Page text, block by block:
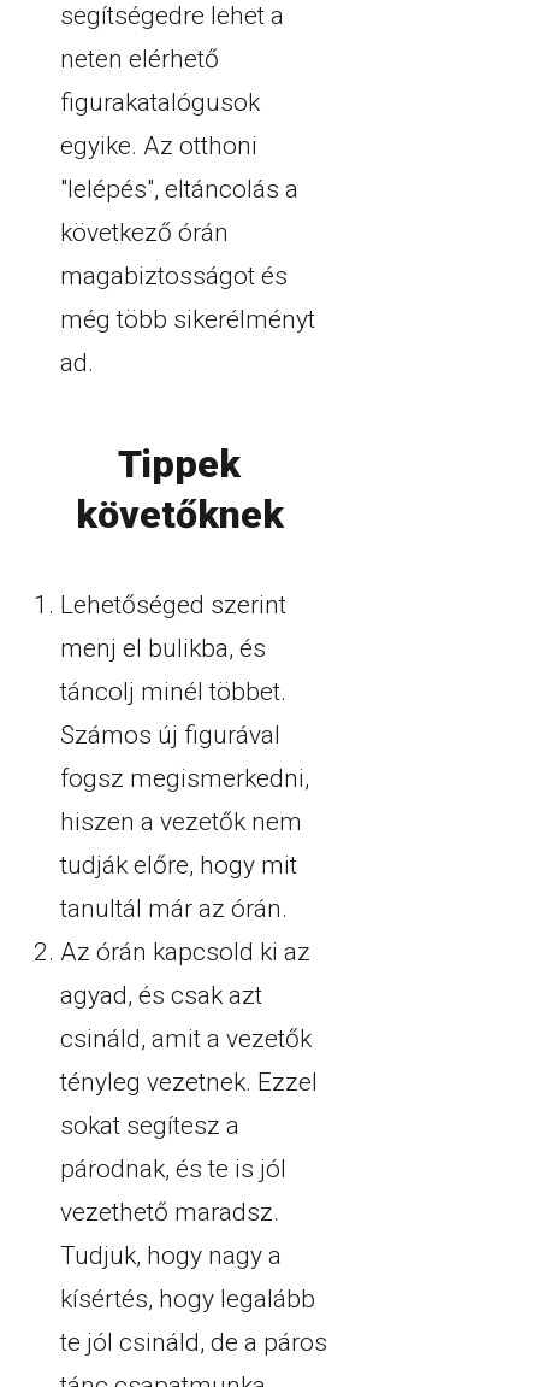
segítségedre lehet a
neten elérhető
figurakatalógusok
egyike. Az otthoni
"lelépés", eltáncolás a
következő órán
magabiztosságot és
még több sikerélményt
ad.
Tippek
követőknek
Lehetőséged szerint
menj el bulikba, és
táncolj minél többet.
Számos új figurával
fogsz megismerkedni,
hiszen a vezetők nem
tudják előre, hogy mit
tanultál már az órán.
Az órán kapcsold ki az
agyad, és csak azt
csináld, amit a vezetők
tényleg vezetnek. Ezzel
sokat segítesz a
párodnak, és te is jól
vezethető maradsz.
Tudjuk, hogy nagy a
kísértés, hogy legalább
te jól csináld, de a páros